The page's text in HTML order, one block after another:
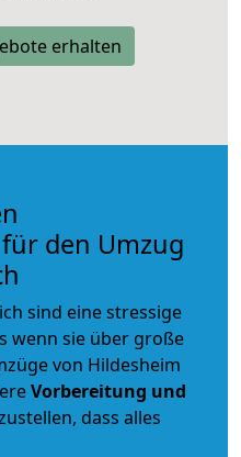
erhalten
den Umzug
sind eine stressige
wenn sie über große
von Hildesheim
Vorbereitung und
dass alles